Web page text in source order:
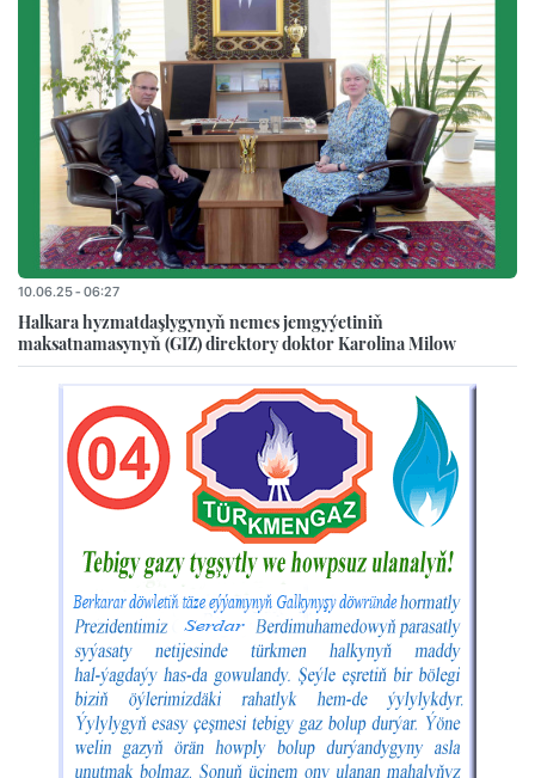
10.06.25 - 06:27
Halkara hyzmatdaşlygynyň nemes jemgyýetiniň
maksatnamasynyň (GIZ) direktory doktor Karolina Milow